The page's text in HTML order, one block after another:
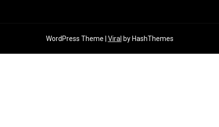
WordPress Theme | Viral by HashThemes